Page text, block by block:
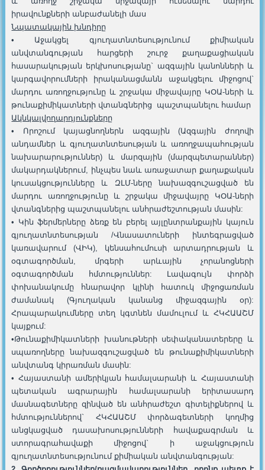
իրավունքների անբաժանելի մաս
Նպատակային խնդիրը
• Աջակցել գյուղատնտեսությունում քիմիական
անվտանգության հարցերի շուրջ քաղաքացիական
հասարակության երկխոսությանը` ազգային կանոնների և
կարգավորումների իրականացմանն աջակցելու միջոցով`
մարդու առողջությունը և շրջակա միջավայրը ԿՕԱ-ների և
թունաքիմիկատների վտանգներից պաշտպանելու համար
Ակնկալվողարդյունքները
• Որոշում կայացնողներն ազգային (Ազգային ժողովի
անդամներ և գյուղատնտեսության և առողջապահության
նախարարություններ) և մարզային (մարզպետարաններ)
մակարդակներում, ինչպես նաև առաջատար քաղաքական
կուսակցությունները և ԶԼՄ-ները նախազգուշացված են
մարդու առողջությունը և շրջակա միջավայրը ԿՕԱ-ների
վտանգներից պաշտպանելու անհրաժեշտության մասին:
• Կին ֆերմերները ձեռք են բերել այլընտրանքային կայուն
գյուղատնտեսության /Վնասատուների ինտեգրացված
կառավարում (ՎԻԿ), կենսահումուսի արտադրության և
օգտագործման, մրգերի արևային չորանոցների
օգտագործման հմտություններ: Լավագույն փորձի
փոխանակումը հնարավոր կլինի հատուկ միջոցառման
ժամանակ (Գյուղական կանանց միջազգային օր):
Հրապարակումները տեղ կգտնեն մամուլում և ՀԿՀԱԱՇՄ
կայքում:
•Թունաքիմիկատների խանութների սեփականատերերը և
սպառողները նախազգուշացված են թունաքիմիկատների
անվտանգ կիրառման մասին:
• Հայաստանի ամերիկյան համալսարանի և Հայաստանի
պետական ​​ագրարային համալսարանի երիտասարդ
մասնագետները զինված են անհրաժեշտ գիտելիքներով և
հմտություններով` ՀԿՀԱԱՇՄ փորձագետների կողմից
անցկացված դասախոսությունների հավաքագրման և
ստորագրահավաքի միջոցով` ի աջակցություն
գյուղատնտեսությունում քիմիական անվտանգության: